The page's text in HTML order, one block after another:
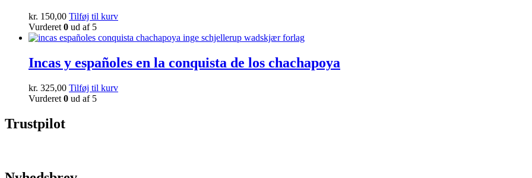
kr. 150,00 Tilføj til kurv
Vurderet0 ud af 5
Incas y españoles en la conquista de los chachapoya
kr. 325,00 Tilføj til kurv
Vurderet 0 ud af 5
Trustpilot